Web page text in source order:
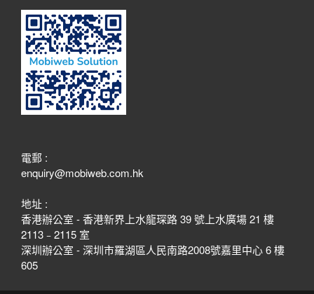
電郵 :
enquiry@mobiweb.com.hk
地址 :
香港辦公室 - 香港新界上水龍琛路 39 號上水廣場 21 樓
2113﹣2115 室
深圳辦公室 - 深圳市羅湖區人民南路2008號嘉里中心 6 樓
605